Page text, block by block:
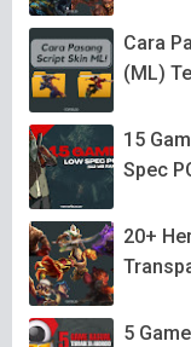
Cara
(ML)
15
Spec
20+
5